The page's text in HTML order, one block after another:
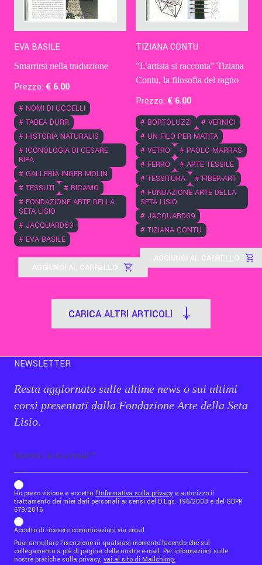
EVA BASILE
Smarrirsi nella traduzione
Prezzo: € 6.00
# NOMI DI UCCELLI
# TABEA DURR
# HISTORIA NATURALIS
# ICONOLOGIA DI CESARE
RIPA
# GALLERIA INGER MOLIN
# TESSUTI # RICAMO
# FONDAZIONE ARTE DELLA
SETA LISIO
# JACQUARD69
# EVA BASILE
AGGIUNGI AL CARRELLO
TIZIANA CONTU
"L'artista si racconta" Tiziana
Contu, la filosofia del ragno
Prezzo: € 6.00
# BORTOLUZZI # VERNICI
# UN FILO PER MATITA
# VETRO # PAOLO MARRAS
# FERRO # ARTE TESSILE
# TESSITURA # FIBER-ART
# FONDAZIONE ARTE DELLA
SETA LISIO
# JACQUARD69
# TIZIANA CONTU
AGGIUNGI AL CARRELLO
CARICA ALTRI ARTICOLI
NEWSLETTER
Resta aggiornato sulle ultime news o sui ultimi
corsi presentati dalla Fondazione Arte della Seta
Lisio.
b_b43a7bd9734c7124b3be52921_1911023b36
Ho preso visione e accetto l'Informativa sulla privacy e autorizzo il
trattamento dei miei dati personali ai sensi del D.Lgs. 196/2003 e del GDPR
679/2016
Accetto di ricevere comunicazioni via email
Puoi annullare l'iscrizione in qualsiasi momento facendo clic sul
collegamento a piè di pagina delle nostre e-mail. Per informazioni sulle
nostre pratiche sulla privacy, vai al sito di Mailchimp.